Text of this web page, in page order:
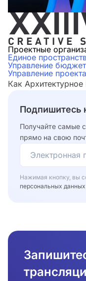
Проектные
Единое
Управление
Управление
Как
Подпишитесь
Получайте самые
прямо на свою
Нажимая кнопку, вы
персональных данных